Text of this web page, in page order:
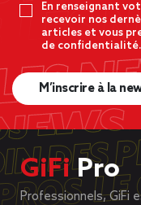
En renseignant
recevoir nos
articles et vous
de confidentialité.
M’inscrire à la
GiFiPro
Professionnels, GiFi